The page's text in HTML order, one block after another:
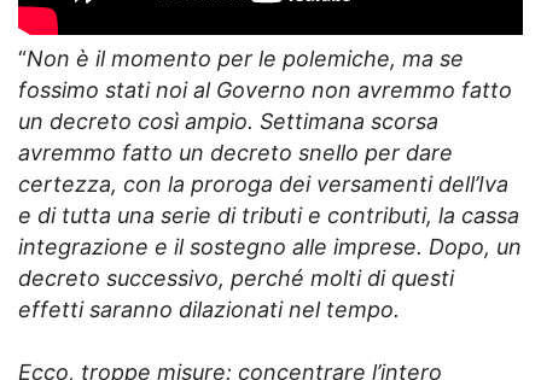
“Non è il momento per le polemiche, ma se
fossimo stati noi al Governo non avremmo fatto
un decreto così ampio. Settimana scorsa
avremmo fatto un decreto snello per dare
certezza, con la proroga dei versamenti dell’Iva
e di tutta una serie di tributi e contributi, la cassa
integrazione e il sostegno alle imprese. Dopo, un
decreto successivo, perché molti di questi
effetti saranno dilazionati nel tempo.
Ecco, troppe misure: concentrare l’intero